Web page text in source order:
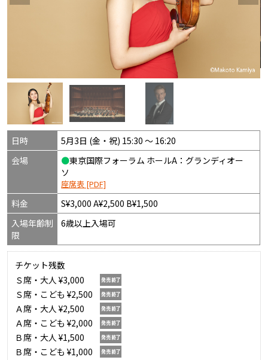
日時
5月3日 (金・祝) 15:30 〜 16:20
会場
●東京国際フォーラム ホールA：グランディオー
ソ
座席表 [PDF]
料金
S¥3,000 A¥2,500 B¥1,500
入場年齢制
限
6歳以上入場可
チケット残数
Ｓ席・大人 ¥3,000
Ｓ席・こども ¥2,500
Ａ席・大人 ¥2,500
Ａ席・こども ¥2,000
Ｂ席・大人 ¥1,500
Ｂ席・こども ¥1,000